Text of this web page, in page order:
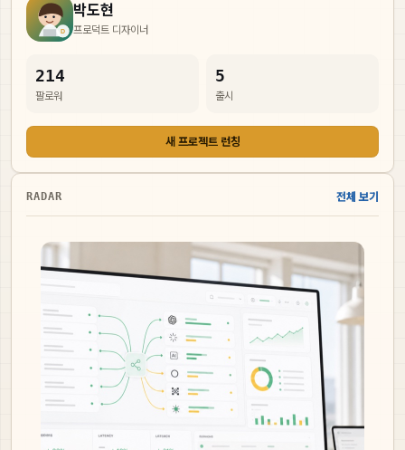
박도현
프로덕트 디자이너
214
팔로워
5
출시
새 프로젝트 런칭
RADAR 전체 보기